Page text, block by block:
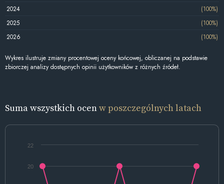
2024
(100%)
2025
(100%)
2026
(100%)
Wykres ilustruje zmiany procentowej oceny końcowej, obliczanej na podstawie
zbiorczej analizy dostępnych opinii użytkowników z różnych źródeł.
Suma wszystkich ocenw poszczególnych latach
20
22